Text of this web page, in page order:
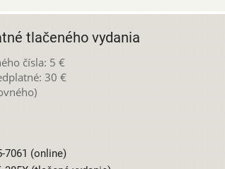
tlačeného vydania
čísla: 5 €
30 €
7061 (online)